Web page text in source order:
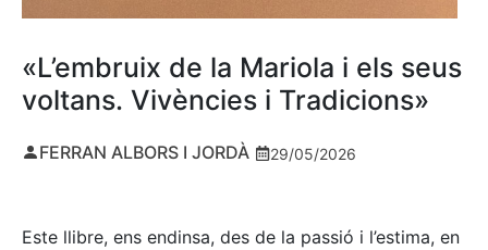
«L’embruix de la Mariola i els seus
voltans. Vivències i Tradicions»
FERRAN ALBORS I JORDÀ 29/05/2026
Este llibre, ens endinsa, des de la passió i l’estima, en